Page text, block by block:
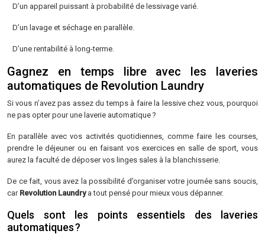
D’un appareil puissant à probabilité de lessivage varié.
D’un lavage et séchage en parallèle.
D’une rentabilité à long-terme.
Gagnez en temps libre avec les laveries
automatiques de Revolution Laundry
Si vous n’avez pas assez du temps à faire la lessive chez vous, pourquoi
ne pas opter pour une laverie automatique ?
En parallèle avec vos activités quotidiennes, comme faire les courses,
prendre le déjeuner ou en faisant vos exercices en salle de sport, vous
aurez la faculté de déposer vos linges sales à la blanchisserie.
De ce fait, vous avez la possibilité d’organiser votre journée sans soucis,
car Revolution Laundrya tout pensé pour mieux vous dépanner.
Quels sont les points essentiels des laveries
automatiques ?